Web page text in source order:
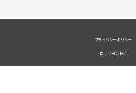
プライバシーポリシー
© L.PROJECT